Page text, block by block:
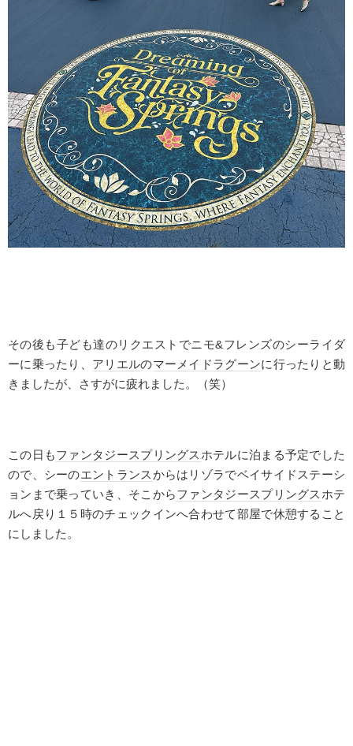
その後も子ども達のリクエストでニモ&フレンズのシーライダ
ーに乗ったり、 アリエルのマーメイドラグーンに行ったりと動
きましたが、さすがに疲れました。（笑）
この日もファンタジースプリングス ホテルに泊まる予定でした
ので、シーのエントランスからはリゾラでベイサイドステーシ
ョンまで乗っていき、そこからファンタジースプリングス ホテ
ルへ戻り１５時のチェックインへ合わせて部屋で休憩すること
にしました。